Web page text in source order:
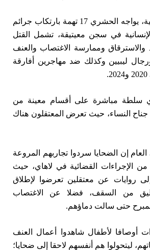
وفقا للمحكمة الجنائية، يواجه الحشري 17 تهمة بارتكاب جرائم
في سجن معيتيقة، تشمل القتل
والاسترقاق وممارسة الاغتصاب والعنف
ليبيين وكذلك ضد مهاجرين أفارقة
سلطة مباشرة على أقسام معينة من
النساء، حيث تعرض المعتقلون هناك
إن الضحايا سردوا تجاربهم المروعة
من الإجراءات القضائية في لاهاي، حيث
روايات عن معتقلين تعرضوا لإطلاق
من السقف، فضلا عن الاغتصاب
حتى سالت دماؤهم.
أوصافا لأطفال شاهدوا أعمال العنف
ليتحولوا هم أنفسهم لاحقا إلى ضحايا؛